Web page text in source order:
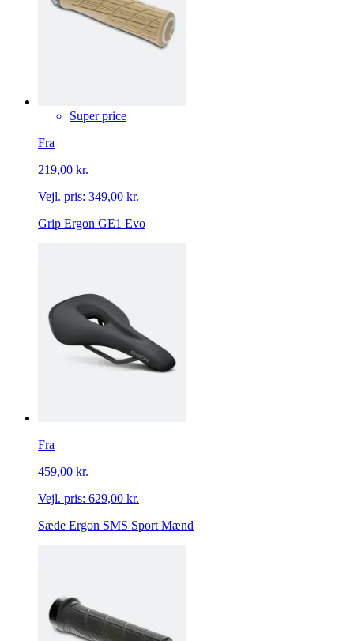
Super price
Fra
219,00 kr.
Vejl. pris: 349,00 kr.
Grip Ergon GE1 Evo
Fra
459,00 kr.
Vejl. pris: 629,00 kr.
Sæde Ergon SMS Sport Mænd